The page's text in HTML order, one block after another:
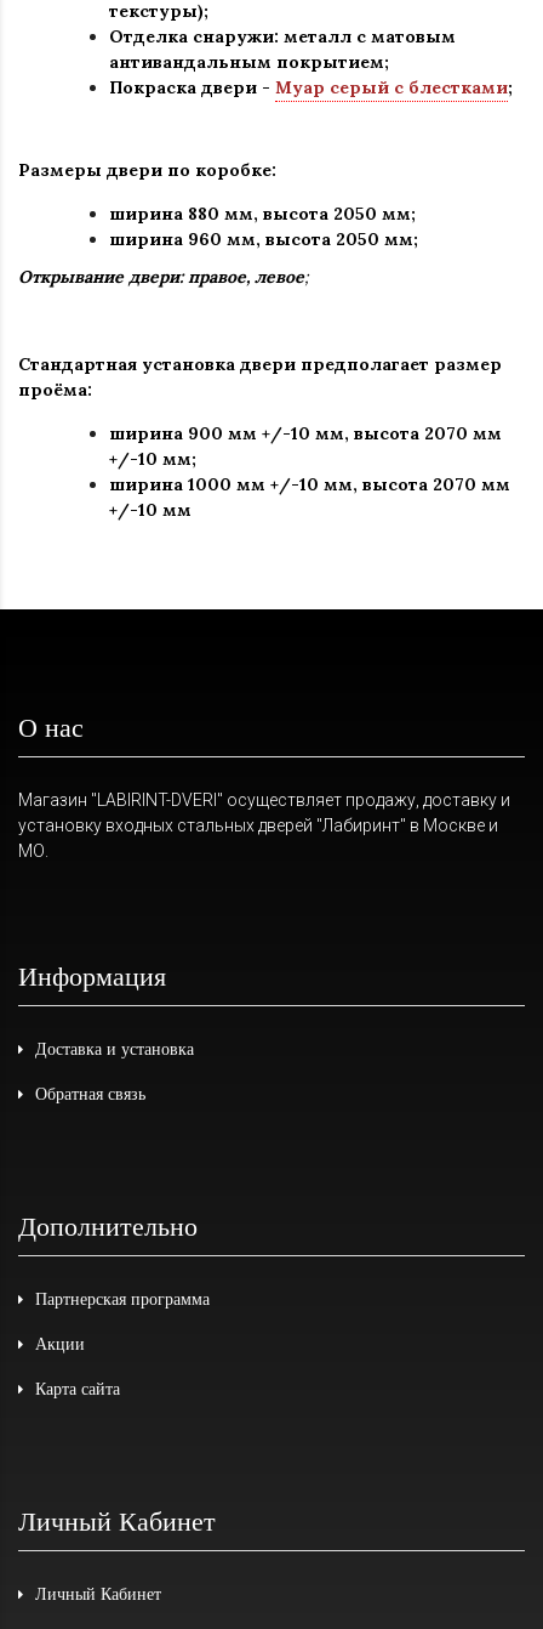
текстуры);
Отделка снаружи: металл с матовым
антивандальным покрытием;
Покраска двери - Муар серый с блестками;
Размеры двери по коробке:
ширина 880 мм, высота 2050 мм;
ширина 960 мм, высота 2050 мм;
Открывание двери: правое, левое;
Стандартная установка двери предполагает размер
проёма:
ширина 900 мм +/-10 мм, высота 2070 мм
+/-10 мм;
ширина 1000 мм +/-10 мм, высота 2070 мм
+/-10 мм
О нас
Магазин "LABIRINT-DVERI" осуществляет продажу, доставку и
установку входных стальных дверей "Лабиринт" в Москве и
МО.
Информация
Доставка и установка
Обратная связь
Дополнительно
Партнерская программа
Акции
Карта сайта
Личный Кабинет
Личный Кабинет